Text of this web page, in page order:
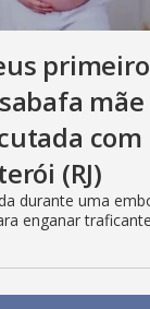
mãe
com
(RJ)
durante uma
enganar